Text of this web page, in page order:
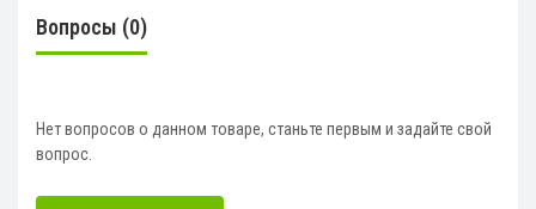
Вопросы (0)
Нет вопросов о данном товаре, станьте первым и задайте свой
вопрос.